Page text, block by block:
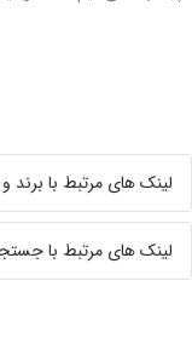
لینک های مرتبط با برند
لینک های مرتبط با